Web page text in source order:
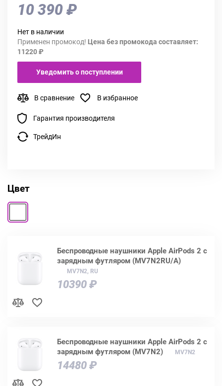
10 390 ₽
Нет в наличии
Применен промокод! Цена без промокода составляет:
11220 ₽
Уведомить о поступлении
В сравнение В избранное
Гарантия производителя
ТрейдИн
Цвет
Беспроводные наушники Apple AirPods 2 с
зарядным футляром (MV7N2RU/A)
MV7N2, RU
10390 ₽
Беспроводные наушники Apple AirPods 2 с
зарядным футляром (MV7N2)
MV7N2
14480 ₽